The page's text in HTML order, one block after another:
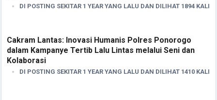
DI POSTING SEKITAR 1 YEAR YANG LALU DAN DILIHAT 1894 KALI
Cakram Lantas: Inovasi Humanis Polres Ponorogo
dalam Kampanye Tertib Lalu Lintas melalui Seni dan
Kolaborasi
DI POSTING SEKITAR 1 YEAR YANG LALU DAN DILIHAT 1410 KALI